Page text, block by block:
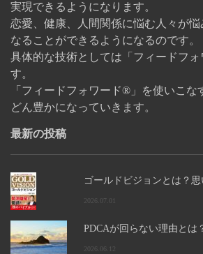
実現できるようになります。
恋愛、健康、人間関係に悩む人々が
なることができるようになるのです。
具体的な技術としては「フィードフ
す。
「フィードフォワード®」を使いこな
どん豊かになっていきます。
最新の投稿
ゴールドビジョンとは？
2026.07.01
PDCAが回らない理由とは
2026.06.12